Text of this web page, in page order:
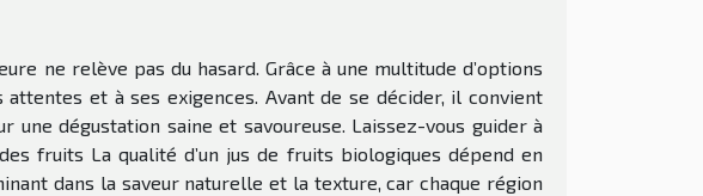
ne relève pas du hasard. Grâce à une multitude d’options
et à ses exigences. Avant de se décider, il convient
dégustation saine et savoureuse. Laissez-vous guider à
fruits La qualité d’un jus de fruits biologiques dépend en
dans la saveur naturelle et la texture, car chaque région